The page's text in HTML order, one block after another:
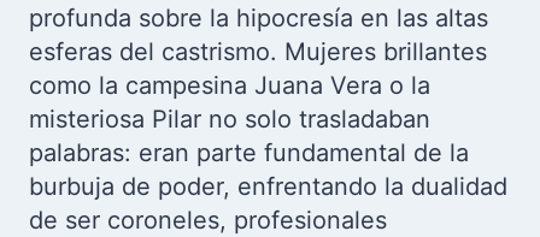
profunda sobre la hipocresía en las altas
esferas del castrismo. Mujeres brillantes
como la campesina Juana Vera o la
misteriosa Pilar no solo trasladaban
palabras: eran parte fundamental de la
burbuja de poder, enfrentando la dualidad
de ser coroneles, profesionales